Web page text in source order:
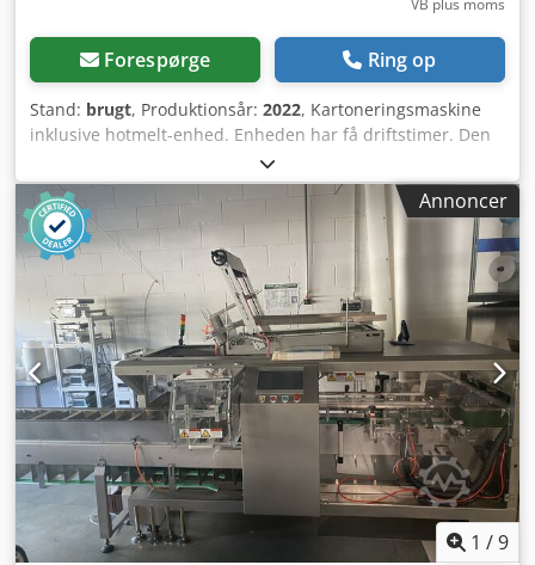
VB plus moms
Forespørge Ring op
Stand: brugt, Produktionsår: 2022, Kartoneringsmaskine
inklusive hotmelt-enhed. Enheden har få driftstimer. Den
egner sig især til produkter, der kan føres ind i æsken fra
siden. Dodpfxjvb E Evs Ag Usck
Annoncer
1 /9